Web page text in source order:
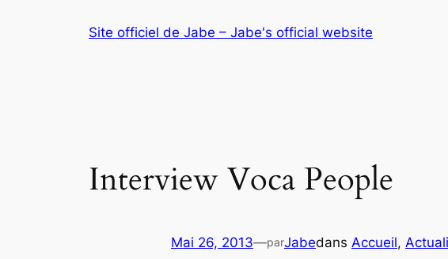
Site officiel de Jabe – Jabe's official website
Interview Voca People
Mai 26, 2013—parJabedans Accueil,